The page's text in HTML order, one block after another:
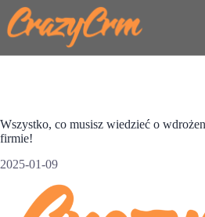
Przejdź
do
treści
Wszystko, co musisz wiedzieć o
firmie!
2025-01-09